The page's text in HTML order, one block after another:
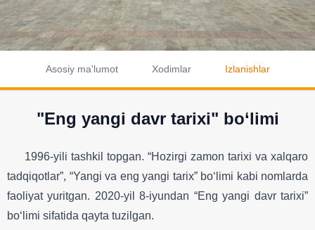
Asosiy ma'lumot Xodimlar Izlanishlar
"Eng yangi davr tarixi" bo‘limi
1996-yili tashkil topgan. “Hozirgi zamon tarixi va xalqaro
tadqiqotlar”, “Yangi va eng yangi tarix” bo‘limi kabi nomlarda
faoliyat yuritgan. 2020-yil 8-iyundan “Eng yangi davr tarixi”
bo‘limi sifatida qayta tuzilgan.